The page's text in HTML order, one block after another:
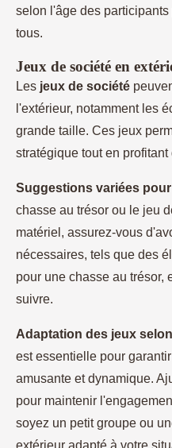
selon l'âge des
tous.
Jeux de société en
Les jeux de société
l'extérieur, notamment les
grande taille. Ces jeux
stratégique tout en
Suggestions variées
chasse au trésor ou le jeu
matériel, assurez-vous
nécessaires, tels que des
pour une chasse au trésor,
suivre.
Adaptation des jeux
est essentielle pour
amusante et dynamique.
pour maintenir
soyez un petit groupe ou